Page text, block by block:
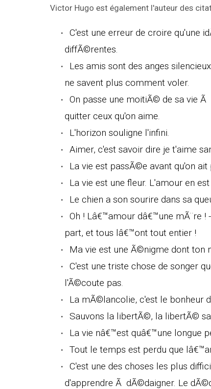
Victor Hugo est également l'auteur des
C'est une erreur de croire qu'une
diffÃ©rentes.
Les amis sont des anges
ne savent plus comment voler.
On passe une moitiÃ© de sa vie
quitter ceux qu'on aime.
L'horizon souligne l'infini.
Aimer, c'est savoir dire je t'aime
La vie est passÃ©e avant qu'on ait
La vie est une fleur. L'amour en
Le chien a son sourire dans sa
Oh ! Lâ€™amour dâ€™une mÃ¨re !
part, et tous lâ€™ont tout entier !
Ma vie est une Ã©nigme dont ton
C'est une triste chose de songer
l'Ã©coute pas.
La mÃ©lancolie, c'est le bonheur
Sauvons la libertÃ©, la libertÃ©
La vie nâ€™est quâ€™une longue
Tout le temps est perdu que
C'est une des choses les plus
d'apprendre Ã dÃ©daigner. Le